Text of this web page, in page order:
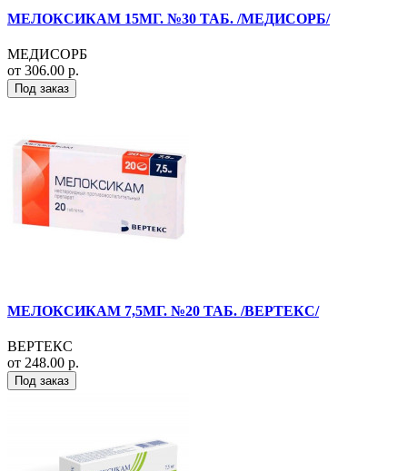
МЕЛОКСИКАМ 15МГ. №30 ТАБ. /МЕДИСОРБ/
МЕДИСОРБ
от 306.00 р.
Под заказ
МЕЛОКСИКАМ 7,5МГ. №20 ТАБ. /ВЕРТЕКС/
ВЕРТЕКС
от 248.00 р.
Под заказ